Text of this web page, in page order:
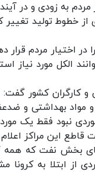
مردم به زودی و در
خطوط تولید
در اختیار مردم
الکل مورد نیاز
کارگران کشور گفت:
مواد بهداشتی و
نبود فقط یک مورد
قاطع این مراکز
بخش نفت که همه
از ابتلا به